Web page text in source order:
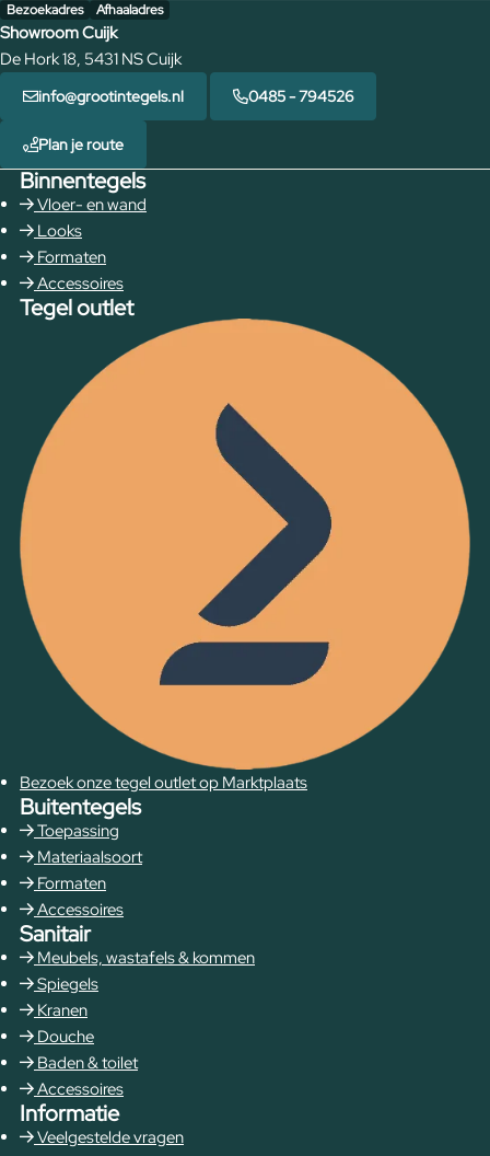
Bezoekadres Afhaaladres
Showroom Cuijk
De Hork 18, 5431 NS Cuijk
info@grootintegels.nl 0485 - 794526
Plan je route
Binnentegels
Vloer- en wand
Looks
Formaten
Accessoires
Tegel outlet
Bezoek onze tegel outlet op Marktplaats
Buitentegels
Toepassing
Materiaalsoort
Formaten
Accessoires
Sanitair
Meubels, wastafels & kommen
Spiegels
Kranen
Douche
Baden & toilet
Accessoires
Informatie
Veelgestelde vragen